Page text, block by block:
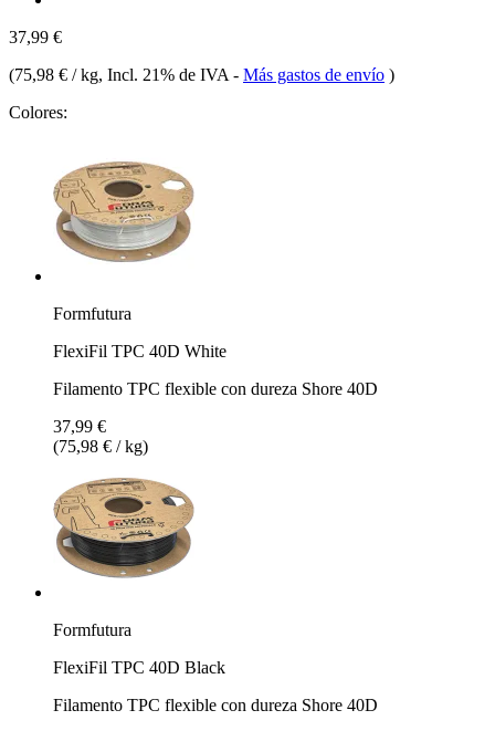
37,99 €
(75,98 € / kg, Incl. 21% de IVA - Más gastos de envío )
Colores:
Formfutura
FlexiFil TPC 40D White
Filamento TPC flexible con dureza Shore 40D
37,99 €
(75,98 € / kg)
Formfutura
FlexiFil TPC 40D Black
Filamento TPC flexible con dureza Shore 40D